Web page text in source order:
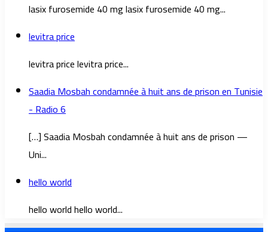
lasix furosemide 40 mg lasix furosemide 40 mg...
levitra price
levitra price levitra price...
Saadia Mosbah condamnée à huit ans de prison en Tunisie
- Radio 6
[…] Saadia Mosbah condamnée à huit ans de prison —
Uni...
hello world
hello world hello world...